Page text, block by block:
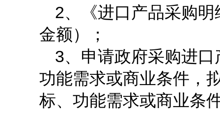
2、《进口产品采购
金额）；
3、申请政府采购进
功能需求或商业条件，
标、功能需求或商业条